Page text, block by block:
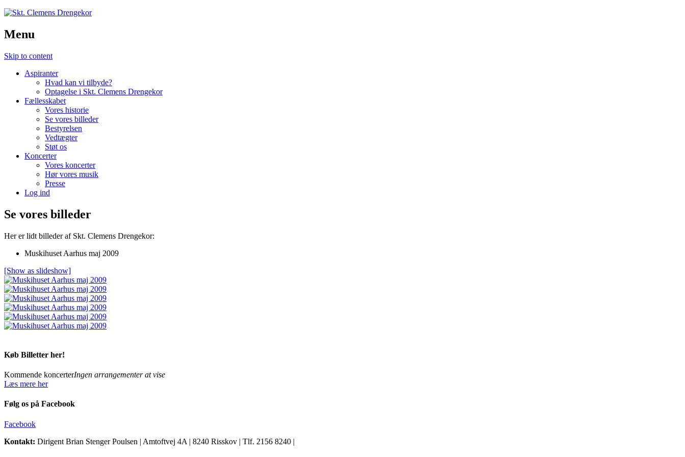
Menu
Skip to content
Aspiranter
Hvad kan vi tilbyde?
Optagelse i Skt. Clemens Drengekor
Fællesskabet
Vores historie
Se vores billeder
Bestyrelsen
Vedtægter
Støt os
Koncerter
Vores koncerter
Hør vores musik
Presse
Log ind
Se vores billeder
Her er lidt billeder af Skt. Clemens Drengekor:
Muskihuset Aarhus maj 2009
[Show as slideshow]
Køb Billetter her!
Kommende koncerterIngen arrangementer at vise
Læs mere her
Følg os på Facebook
Facebook
Kontakt: Dirigent Brian Stenger Poulsen | Amtoftvej 4A | 8240 Risskov | Tlf. 2156 8240 |